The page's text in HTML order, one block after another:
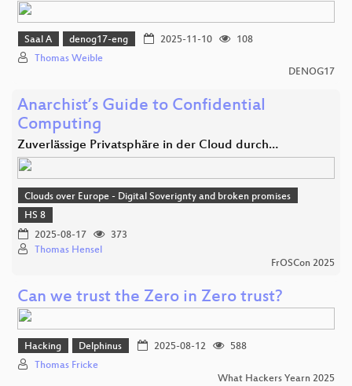
Saal A denog17-eng 2025-11-10
108
Thomas Weible
DENOG17
Anarchist’s Guide to Confidential
Computing
Zuverlässige Privatsphäre in der Cloud durch…
Clouds over Europe - Digital Soverignty and broken promises
HS 8
2025-08-17
373
Thomas Hensel
FrOSCon 2025
Can we trust the Zero in Zero trust?
Hacking Delphinus 2025-08-12
588
Thomas Fricke
What Hackers Yearn 2025